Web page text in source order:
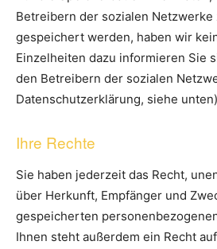
Betreibern der sozialen Netzwerke
gespeichert werden, haben wir
Einzelheiten dazu informieren Sie
den Betreibern der sozialen
Datenschutzerklärung, siehe
Ihre Rechte
Sie haben jederzeit das Recht,
über Herkunft, Empfänger und
gespeicherten
Ihnen steht außerdem ein Recht